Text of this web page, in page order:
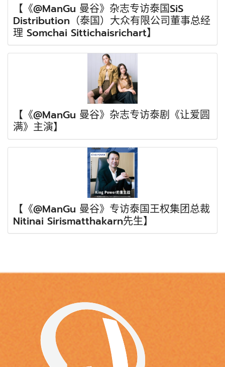
【《@ManGu 曼谷》杂志专访泰国SiS
Distribution（泰国）大众有限公司董事总经
理 Somchai Sittichaisrichart】
【《@ManGu 曼谷》杂志专访泰剧《让爱圆
满》主演】
【《@ManGu 曼谷》专访泰国王权集团总裁
Nitinai Sirismatthakarn先生】